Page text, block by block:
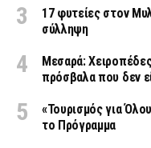
17 φυτείες στον
σύλληψη
Μεσαρά:
πρόσβαλα που δεν
«Τουρισμός για
το Πρόγραμμα